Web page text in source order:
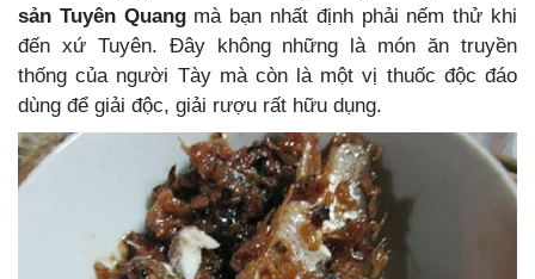
sản Tuyên Quangmà bạn nhất định phải nếm thử khi
đến xứ Tuyên. Đây không những là món ăn truyền
thống của người Tày mà còn là một vị thuốc độc đáo
dùng để giải độc, giải rượu rất hữu dụng.